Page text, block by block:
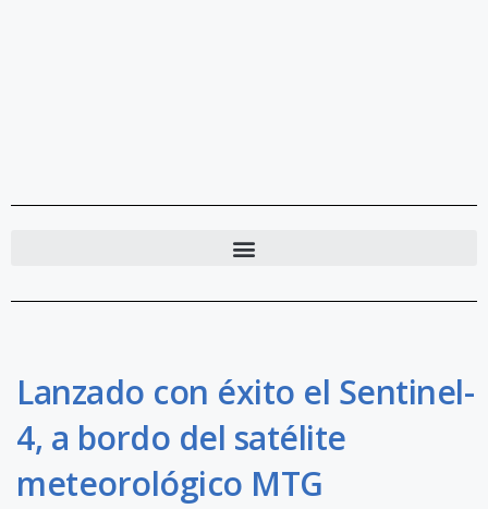
Lanzado con éxito el Sentinel-
4, a bordo del satélite
meteorológico MTG